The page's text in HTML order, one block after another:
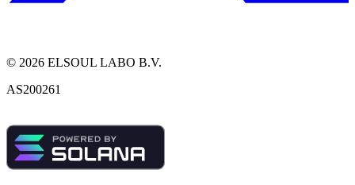
© 2026 ELSOUL LABO B.V.
AS200261